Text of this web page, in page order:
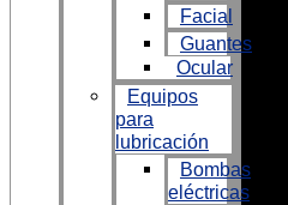
Facial
Guantes
Ocular
Equipos
para
lubricación
Bombas
eléctricas